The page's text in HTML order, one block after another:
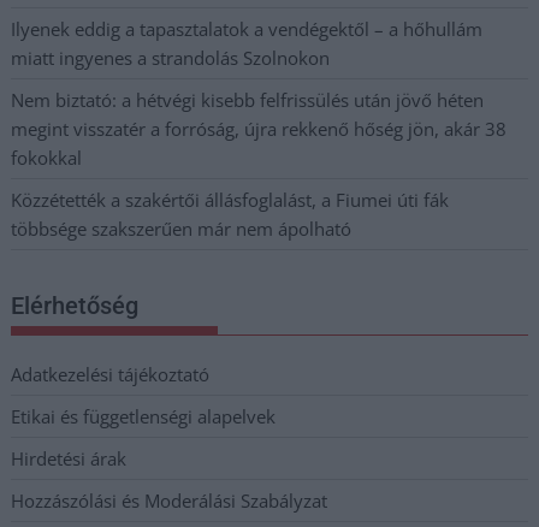
Ilyenek eddig a tapasztalatok a vendégektől – a hőhullám
miatt ingyenes a strandolás Szolnokon
Nem biztató: a hétvégi kisebb felfrissülés után jövő héten
megint visszatér a forróság, újra rekkenő hőség jön, akár 38
fokokkal
Közzétették a szakértői állásfoglalást, a Fiumei úti fák
többsége szakszerűen már nem ápolható
Elérhetőség
Adatkezelési tájékoztató
Etikai és függetlenségi alapelvek
Hirdetési árak
Hozzászólási és Moderálási Szabályzat